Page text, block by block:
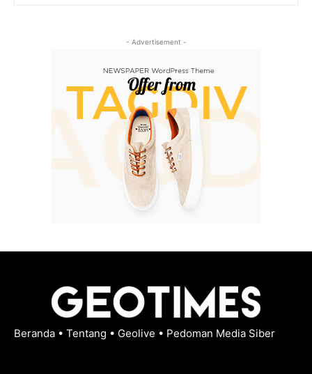
- Advertisement -
Beranda • Tentang • Geolive • Pedoman Media Siber